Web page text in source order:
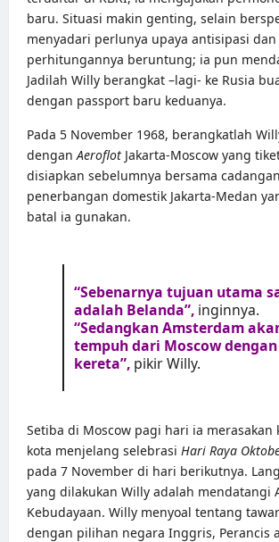
baru. Situasi makin genting, selain
menyadari perlunya upaya antisipasi dan
perhitungannya beruntung; ia pun
Jadilah Willy berangkat –lagi- ke Rusia
dengan passport baru keduanya.
Pada 5 November 1968, berangkatlah
denganAeroflot Jakarta-Moscow yang
disiapkan sebelumnya bersama
penerbangan domestik Jakarta-Medan
batal ia gunakan.
“Sebenarnya tujuan utama
adalah Belanda”, inginnya.
“Sedangkan Amsterdam
tempuh dari Moscow dengan
kereta”,pikir Willy.
Setiba di Moscow pagi hari ia merasakan
kota menjelang selebrasi Hari Raya
pada 7 November di hari berikutnya.
yang dilakukan Willy adalah mendatangi
Kebudayaan. Willy menyoal tentang
dengan pilihan negara Inggris, Perancis